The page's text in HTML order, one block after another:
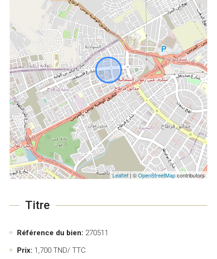
Leaflet| ©OpenStreetMapcontributors
Titre
Référence du bien: 270511
Prix: 1,700 TND/ TTC